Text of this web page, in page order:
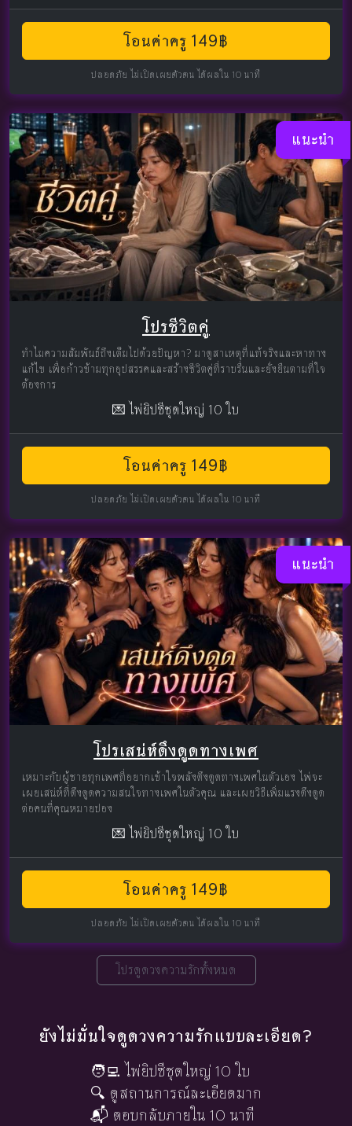
โอนค่าครู 149฿
ปลอดภัย ไม่เปิดเผยตัวตน ได้ผลใน 10 นาที
แนะนำ
โปรชีวิตคู่
ทำไมความสัมพันธ์ถึงเต็มไปด้วยปัญหา? มาดูสาเหตุที่แท้จริงและหาทาง
แก้ไข เพื่อก้าวข้ามทุกอุปสรรคและสร้างชีวิตคู่ที่ราบรื่นและยั่งยืนตามที่ใจ
ต้องการ
💌 ไพ่ยิปซีชุดใหญ่ 10 ใบ
โอนค่าครู 149฿
ปลอดภัย ไม่เปิดเผยตัวตน ได้ผลใน 10 นาที
แนะนำ
โปรเสน่ห์ดึงดูดทางเพศ
เหมาะกับผู้ชายทุกเพศที่อยากเข้าใจพลังดึงดูดทางเพศในตัวเอง ไพ่จะ
เผยเสน่ห์ที่ดึงดูดความสนใจทางเพศในตัวคุณ และเผยวิธีเพิ่มแรงดึงดูด
ต่อคนที่คุณหมายปอง
💌 ไพ่ยิปซีชุดใหญ่ 10 ใบ
โอนค่าครู 149฿
ปลอดภัย ไม่เปิดเผยตัวตน ได้ผลใน 10 นาที
โปรดูดวงความรักทั้งหมด
ยังไม่มั่นใจดูดวงความรักแบบละเอียด?
🧑‍💻 ไพ่ยิปซีชุดใหญ่ 10 ใบ
🔍 ดูสถานการณ์ละเอียดมาก
📬 ตอบกลับภายใน 10 นาที